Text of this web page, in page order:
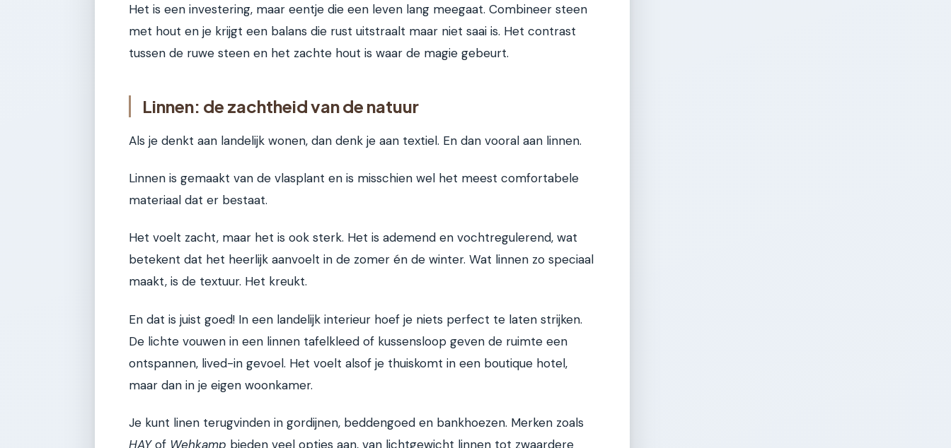
Het is een investering, maar eentje die een leven lang meegaat. Combineer steen
met hout en je krijgt een balans die rust uitstraalt maar niet saai is. Het contrast
tussen de ruwe steen en het zachte hout is waar de magie gebeurt.
Linnen: de zachtheid van de natuur
Als je denkt aan landelijk wonen, dan denk je aan textiel. En dan vooral aan linnen.
Linnen is gemaakt van de vlasplant en is misschien wel het meest comfortabele
materiaal dat er bestaat.
Het voelt zacht, maar het is ook sterk. Het is ademend en vochtregulerend, wat
betekent dat het heerlijk aanvoelt in de zomer én de winter. Wat linnen zo speciaal
maakt, is de textuur. Het kreukt.
En dat is juist goed! In een landelijk interieur hoef je niets perfect te laten strijken.
De lichte vouwen in een linnen tafelkleed of kussensloop geven de ruimte een
ontspannen, lived-in gevoel. Het voelt alsof je thuiskomt in een boutique hotel,
maar dan in je eigen woonkamer.
Je kunt linen terugvinden in gordijnen, beddengoed en bankhoezen. Merken zoals
HAYof Wehkamp bieden veel opties aan, van lichtgewicht linnen tot zwaardere